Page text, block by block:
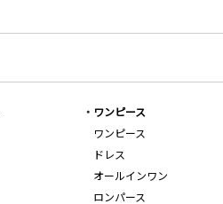
ワンピース
ワンピース
ドレス
オールインワン
ロンパース